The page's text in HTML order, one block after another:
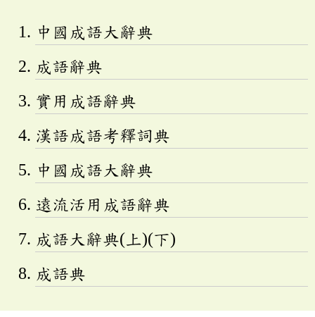
中國成語大辭典
成語辭典
實用成語辭典
漢語成語考釋詞典
中國成語大辭典
遠流活用成語辭典
成語大辭典(上)(下)
成語典